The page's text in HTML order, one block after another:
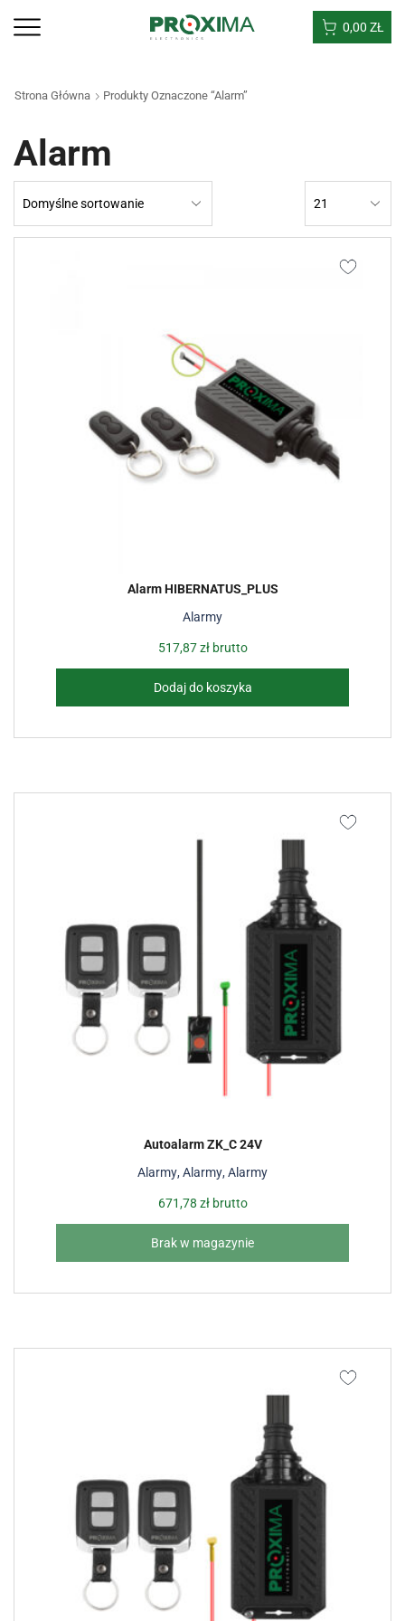
0,00 ZŁ
Strona Główna Produkty Oznaczone “Alarm”
Alarm
Alarmy
Alarm HIBERNATUS_PLUS
517,87złbrutto
Dodaj do koszyka
Alarmy,Alarmy,Alarmy
Autoalarm ZK_C 24V
671,78 złbrutto
Brak w magazynie